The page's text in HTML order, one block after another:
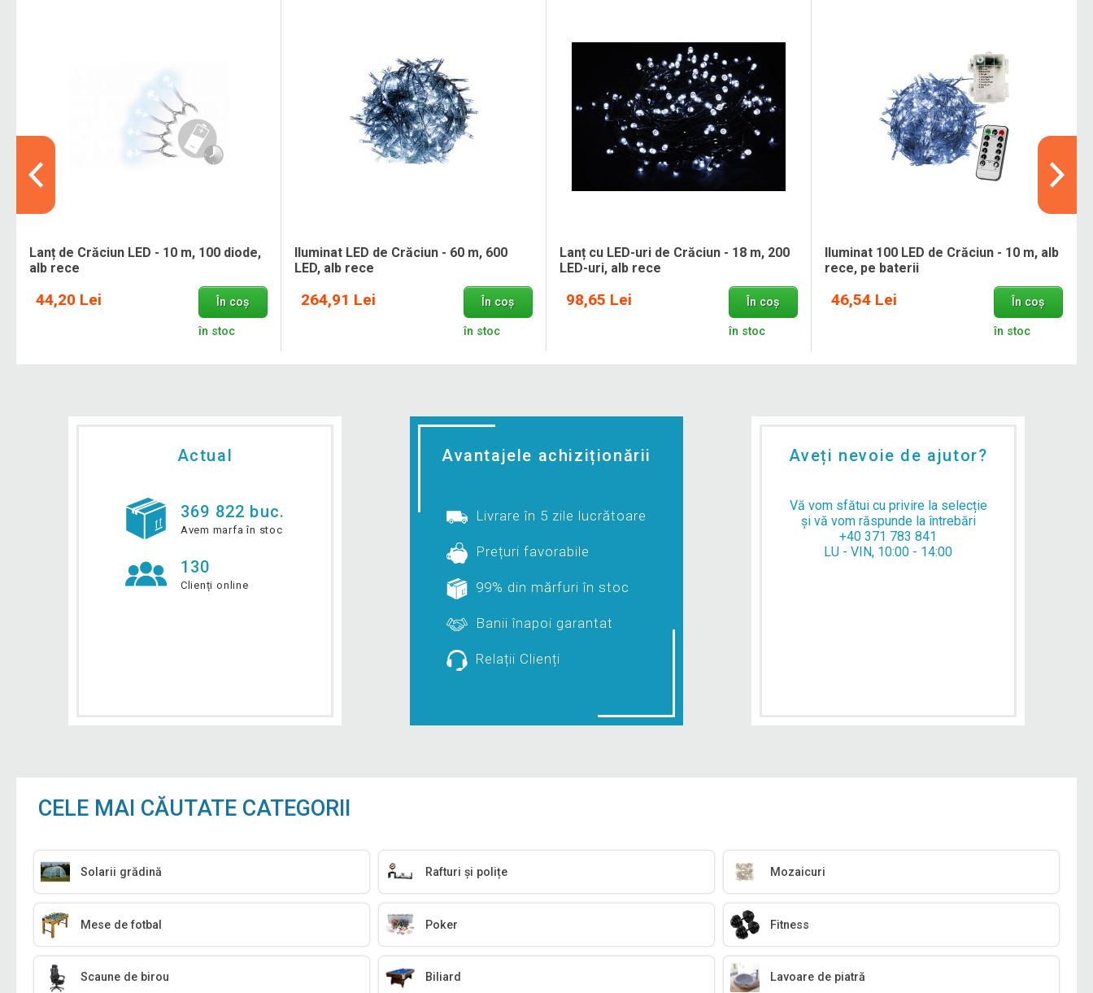
Lanț de Crăciun LED - 10 m, 100 diode,
alb rece
44,20 Lei În coș
în stoc
Iluminat LED de Crăciun - 60 m, 600
LED, alb rece
264,91 Lei În coș
în stoc
Lanț cu LED-uri de Crăciun - 18 m, 200
LED-uri, alb rece
98,65 Lei În coș
în stoc
Iluminat 100 LED de Crăciun - 10 m, alb
rece, pe baterii
46,54 Lei În coș
în stoc
Actual
369 822 buc.
Avem marfa în stoc
130
Clienți online
Avantajele achiziționării
Livrare în 5 zile lucrătoare
Prețuri favorabile
99% din mărfuri în stoc
Banii înapoi garantat
Relații Clienți
Aveți nevoie de ajutor?
Vă vom sfătui cu privire la selecție
și vă vom răspunde la întrebări
+40 371 783 841
LU - VIN, 10:00 - 14:00
CELE MAI CĂUTATE CATEGORII
Solarii grădină Rafturi și polițe Mozaicuri
Mese de fotbal Poker Fitness
Scaune de birou Biliard Lavoare de piatră